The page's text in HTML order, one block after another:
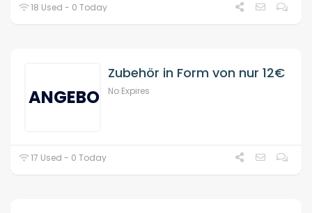
18 Used - 0 Today
ANGEBOT
Zubehör in Form von nur 12€
No Expires
17 Used - 0 Today